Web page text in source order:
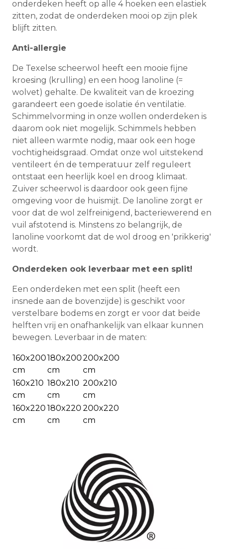
onderdeken heeft op alle 4 hoeken een elastiek
zitten, zodat de onderdeken mooi op zijn plek
blijft zitten.
Anti-allergie
De Texelse scheerwol heeft een mooie fijne
kroesing (krulling) en een hoog lanoline (=
wolvet) gehalte. De kwaliteit van de kroezing
garandeert een goede isolatie én ventilatie.
Schimmelvorming in onze wollen onderdeken is
daarom ook niet mogelijk. Schimmels hebben
niet alleen warmte nodig, maar ook een hoge
vochtigheidsgraad. Omdat onze wol uitstekend
ventileert én de temperatuur zelf reguleert
ontstaat een heerlijk koel en droog klimaat.
Zuiver scheerwol is daardoor ook geen fijne
omgeving voor de huismijt. De lanoline zorgt er
voor dat de wol zelfreinigend, bacteriewerend en
vuil afstotend is. Minstens zo belangrijk, de
lanoline voorkomt dat de wol droog en 'prikkerig'
wordt.
Onderdeken ook leverbaar met een split!
Een onderdeken met een split (heeft een
insnede aan de bovenzijde) is geschikt voor
verstelbare bodems en zorgt er voor dat beide
helften vrij en onafhankelijk van elkaar kunnen
bewegen. Leverbaar in de maten:
160x200
cm
180x200
cm
200x200
cm
160x210
cm
180x210
cm
200x210
cm
160x220
cm
180x220
cm
200x220
cm